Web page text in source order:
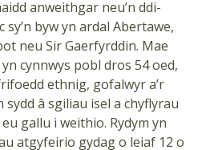
anweithgar neu’n ddi-
byw yn ardal Abertawe,
neu Sir Gaerfyrddin. Mae
cynnwys pobl dros 54 oed,
ethnig, gofalwyr a’r
â sgiliau isel a chyflyrau
gallu i weithio. Rydym yn
atgyfeirio gydag o leiaf 12 o